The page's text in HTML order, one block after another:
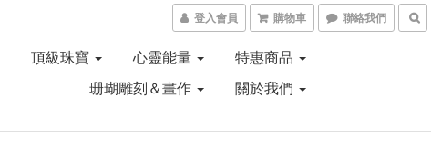
登入會員 購物車 聯絡我們
頂級珠寶 心靈能量
特惠商品
珊瑚雕刻＆畫作
關於我們